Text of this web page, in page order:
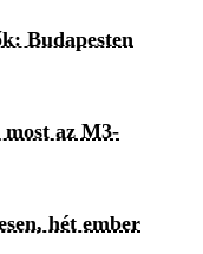
Budapesten
az M3-
hét ember